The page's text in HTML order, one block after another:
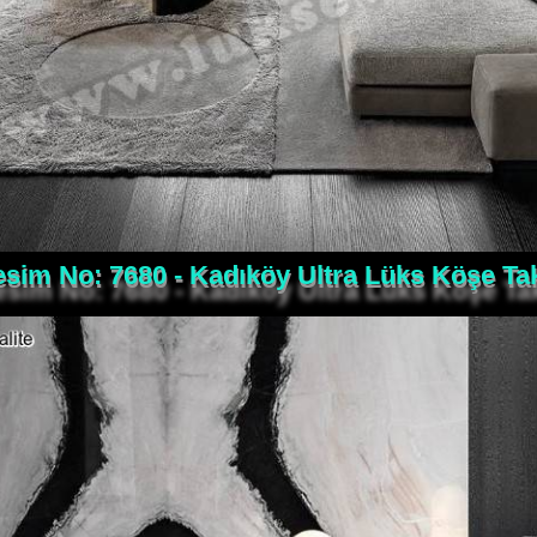
No: 7680 - Kadıköy Ultra Lüks Köşe